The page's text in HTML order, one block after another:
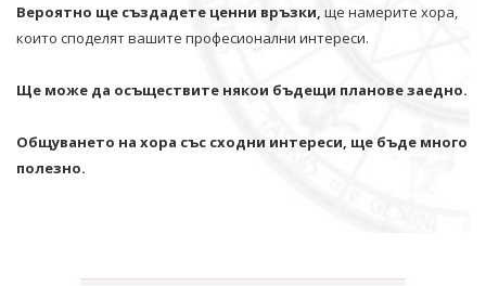
Вероятно ще създадете ценни връзки, ще намерите хора,
които споделят вашите професионални интереси.
Ще може да осъществите някои бъдещи планове заедно.
Общуването на хора със сходни интереси, ще бъде много
полезно.